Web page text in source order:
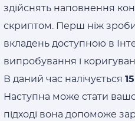
здійснять наповнення
скриптом. Перш ніж
вкладень доступною в
випробування і
В даний час налічується
Наступна може стати
підході вона допоможе